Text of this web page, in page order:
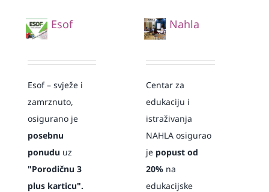
Esof
Esof – svježe i
zamrznuto,
osigurano je
posebnu
ponudu uz
"Porodičnu 3
plus karticu".
Nahla
Centar za
edukaciju i
istraživanja
NAHLA osigurao
je popust od
20% na
edukacijske